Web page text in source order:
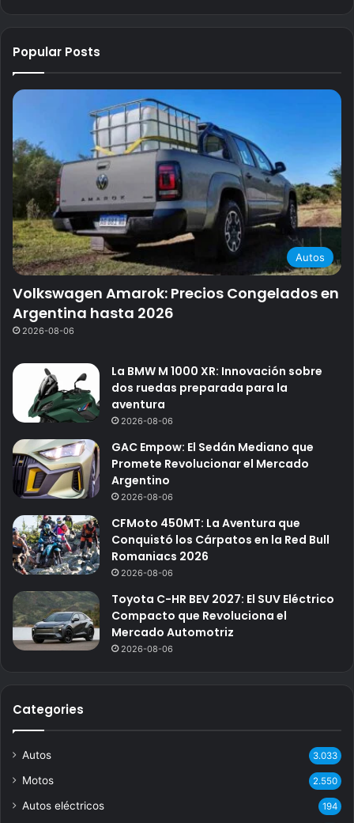
Popular Posts
Autos
Volkswagen Amarok: Precios Congelados en
Argentina hasta 2026
2026-08-06
La BMW M 1000 XR: Innovación sobre
dos ruedas preparada para la
aventura
2026-08-06
GAC Empow: El Sedán Mediano que
Promete Revolucionar el Mercado
Argentino
2026-08-06
CFMoto 450MT: La Aventura que
Conquistó los Cárpatos en la Red Bull
Romaniacs 2026
2026-08-06
Toyota C-HR BEV 2027: El SUV Eléctrico
Compacto que Revoluciona el
Mercado Automotriz
2026-08-06
Categories
Autos 3.033
Motos 2.550
Autos eléctricos 194